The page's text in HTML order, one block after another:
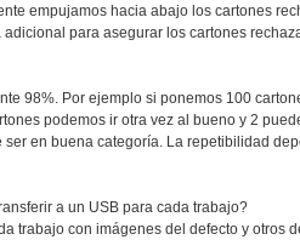
empujamos hacia abajo los cartones
para asegurar los cartones
98%. Por ejemplo si ponemos 100
podemos ir otra vez al bueno y 2
en buena categoría. La repetibilidad
a un USB para cada trabajo?
trabajo con imágenes del defecto y otros